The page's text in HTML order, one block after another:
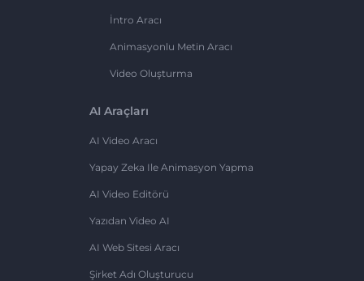
İntro Aracı
Animasyonlu Metin Aracı
Video Oluşturma
AI Araçları
AI Video Aracı
Yapay Zeka Ile Animasyon Yapma
AI Video Editörü
Yazıdan Video AI
AI Web Sitesi Aracı
Şirket Adı Oluşturucu